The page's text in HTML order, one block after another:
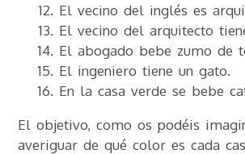
El vecino del inglés es
El vecino del arquitecto
El abogado bebe zumo de
El ingeniero tiene un gato.
En la casa verde se bebe
El objetivo, como os podéis
averiguar de qué color es cada